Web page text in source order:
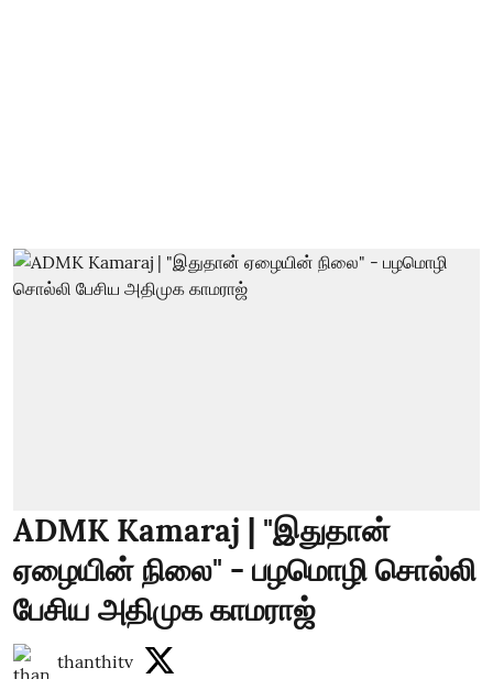
ADMK Kamaraj | "இதுதான்
ஏழையின் நிலை" - பழமொழி சொல்லி
பேசிய அதிமுக காமராஜ்
thanthitv